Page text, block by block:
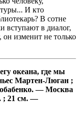
И кто
В сотне
вступают в диалог,
изменит не только
океана, где мы
Мартен-Люган ;
— Москва
; 21 см. —